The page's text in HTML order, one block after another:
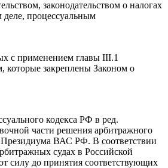
законодательством о налогах
процессуальным
с применением главы III.1
которые закреплены Законом о
кодекса РФ в ред.
части решения арбитражного
Президиума ВАС РФ. В соответствии
судах в Российской
силу до принятия соответствующих